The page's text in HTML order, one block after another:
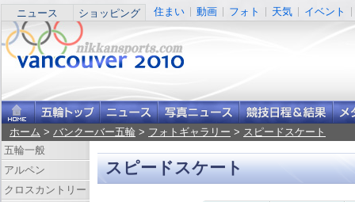
ニュース ショッピング 住まい 動画 フォト 天気 イベント
ホーム > バンクーバー五輪 > フォトギャラリー > スピードスケート
スピードスケート
五輪一般
アルペン
クロスカントリー